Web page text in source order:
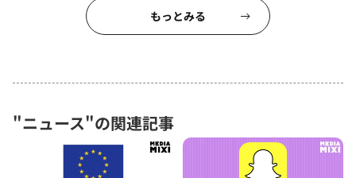
もっとみる
"ニュース"の関連記事